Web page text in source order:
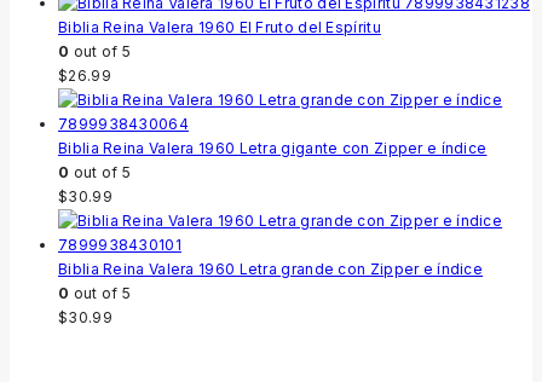
Biblia Reina Valera 1960 El Fruto del Espíritu
0 out of 5
$26.99
Biblia Reina Valera 1960 Letra gigante con Zipper e índice
0 out of 5
$30.99
Biblia Reina Valera 1960 Letra grande con Zipper e índice
0 out of 5
$30.99